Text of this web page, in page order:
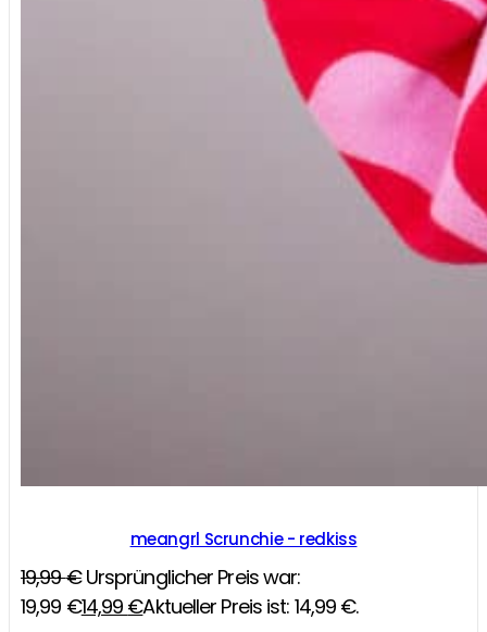
meangrl Scrunchie - redkiss
19,99€ Ursprünglicher Preis war:
19,99 €14,99 €Aktueller Preis ist: 14,99 €.